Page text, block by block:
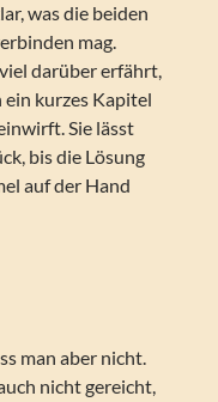
was die beiden
mag.
darüber erfährt,
ein kurzes Kapitel
Sie lässt
bis die Lösung
auf der Hand
man aber nicht.
nicht gereicht,